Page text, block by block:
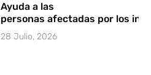
Ayuda a las
personas afectadas por los
28 Julio, 2026